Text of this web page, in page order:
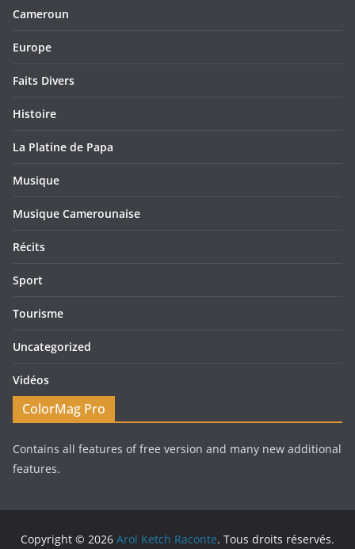
Cameroun
Europe
Faits Divers
Histoire
La Platine de Papa
Musique
Musique Camerounaise
Récits
Sport
Tourisme
Uncategorized
Vidéos
ColorMag Pro
Contains all features of free version and many new additional
features.
Copyright © 2026 Arol Ketch Raconte. Tous droits réservés.